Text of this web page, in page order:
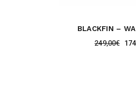
BLACKFIN –
249,00€